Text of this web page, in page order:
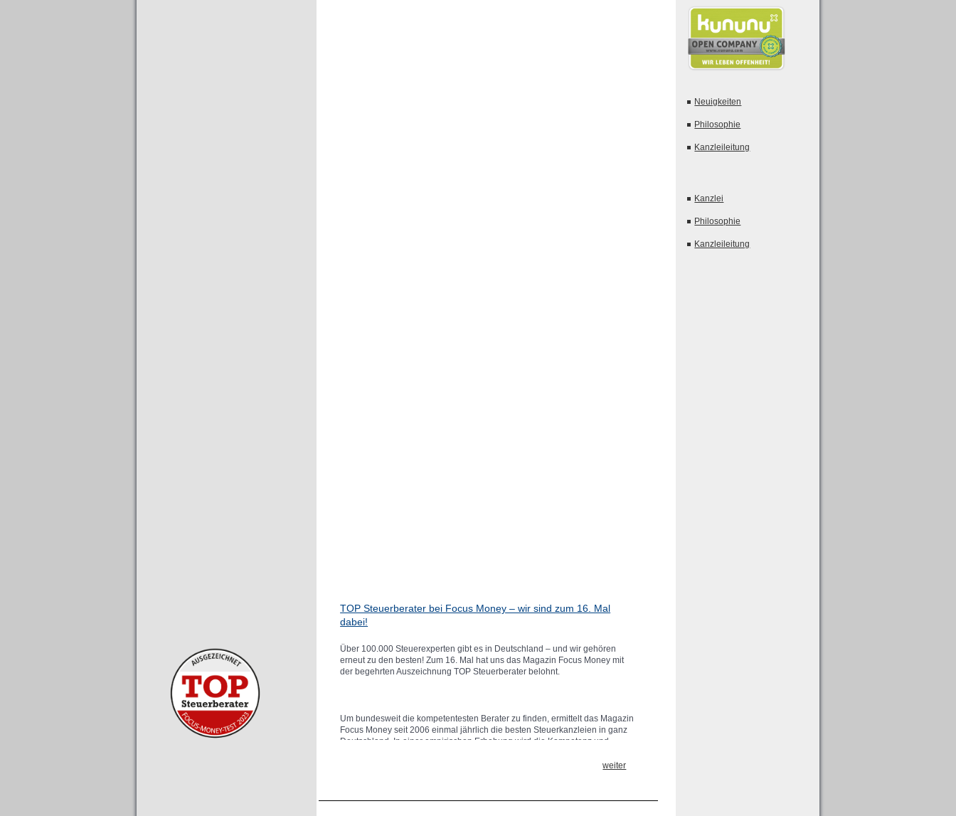
TOP Steuerberater bei Focus Money – wir sind zum 16. Mal
dabei!
Über 100.000 Steuerexperten gibt es in Deutschland – und wir gehören
erneut zu den besten! Zum 16. Mal hat uns das Magazin Focus Money mit
der begehrten Auszeichnung TOP Steuerberater belohnt.
Um bundesweit die kompetentesten Berater zu finden, ermittelt das Magazin
Focus Money seit 2006 einmal jährlich die besten Steuerkanzleien in ganz
Deutschland. In einer empirischen Erhebung wird die Kompetenz und
Neben der Beantwortung von 24 kniffligen Aufgaben aus dem Steuerrecht
weiter
Neuigkeiten
Philosophie
Kanzleileitung
Kanzlei
Philosophie
Kanzleileitung